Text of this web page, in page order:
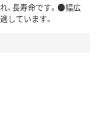
、長寿命です。●幅広
しています。